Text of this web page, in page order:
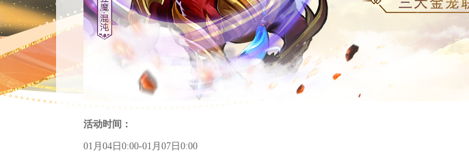
活动时间：
01月04日0:00-01月07日0:00